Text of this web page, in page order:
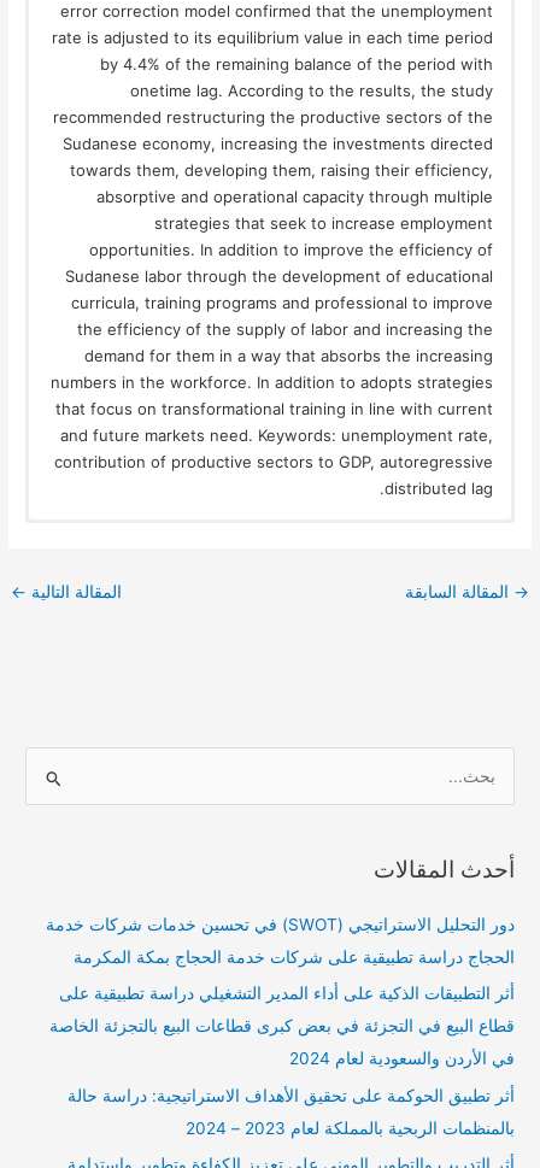
error correction model confirmed that the unemployment
rate is adjusted to its equilibrium value in each time period
by 4.4% of the remaining balance of the period with
onetime lag. According to the results, the study
recommended restructuring the productive sectors of the
Sudanese economy, increasing the investments directed
towards them, developing them, raising their efficiency,
absorptive and operational capacity through multiple
strategies that seek to increase employment
opportunities. In addition to improve the efficiency of
Sudanese labor through the development of educational
curricula, training programs and professional to improve
the efficiency of the supply of labor and increasing the
demand for them in a way that absorbs the increasing
numbers in the workforce. In addition to adopts strategies
that focus on transformational training in line with current
and future markets need. Keywords: unemployment rate,
contribution of productive sectors to GDP, autoregressive
distributed lag.
→ المقالة السابقة المقالة التالية ←
ح
أحدث المقالات
دور التحليل الاستراتيجي (SWOT) في تحسين خدمات شركات خدمة
الحجاج دراسة تطبيقية على شركات خدمة الحجاج بمكة المكرمة
أثر التطبيقات الذكية على أداء المدير التشغيلي دراسة تطبيقية على
قطاع البيع في التجزئة في بعض كبرى قطاعات البيع بالتجزئة الخاصة
في الأردن والسعودية لعام 2024
أثر تطبيق الحوكمة على تحقيق الأهداف الاستراتيجية: دراسة حالة
بالمنظمات الربحية بالمملكة لعام 2023 – 2024